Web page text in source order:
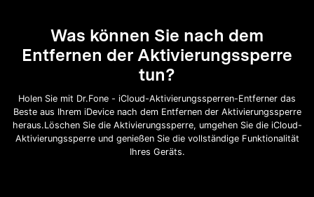
Was können Sie nach dem
Entfernen der Aktivierungssperre
tun?
Holen Sie mit Dr.Fone - iCloud-Aktivierungssperren-Entferner das
Beste aus Ihrem iDevice nach dem Entfernen der Aktivierungssperre
heraus.Löschen Sie die Aktivierungssperre, umgehen Sie die iCloud-
Aktivierungssperre und genießen Sie die vollständige Funktionalität
Ihres Geräts.